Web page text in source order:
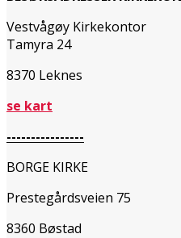
Vestvågøy Kirkekontor
Tamyra 24
8370 Leknes
se kart
----------------
BORGE KIRKE
Prestegårdsveien 75
8360 Bøstad